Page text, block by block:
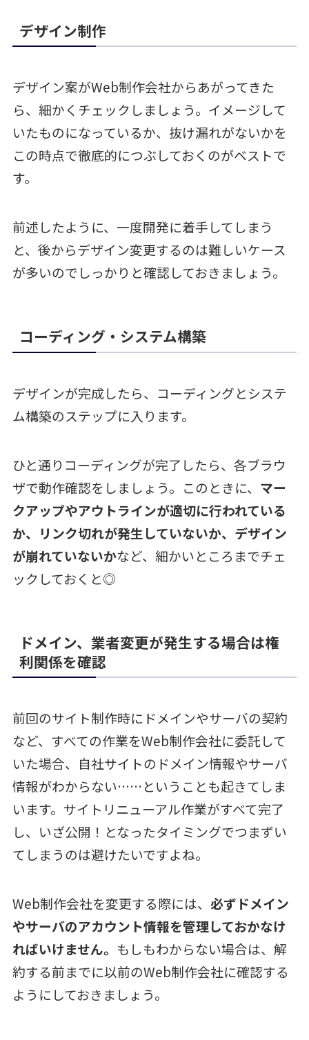
デザイン制作
デザイン案がWeb制作会社からあがってきた
ら、細かくチェックしましょう。イメージして
いたものになっているか、抜け漏れがないかを
この時点で徹底的につぶしておくのがベストで
す。
前述したように、一度開発に着手してしまう
と、後からデザイン変更するのは難しいケース
が多いのでしっかりと確認しておきましょう。
コーディング・システム構築
デザインが完成したら、コーディングとシステ
ム構築のステップに入ります。
ひと通りコーディングが完了したら、各ブラウ
ザで動作確認をしましょう。このときに、 マー
クアップやアウトラインが適切に行われている
か、リンク切れが発生していないか、デザイン
が崩れていないかなど、細かいところまでチェ
ックしておくと◎
ドメイン、業者変更が発生する場合は権
利関係を確認
前回のサイト制作時にドメインやサーバの契約
など、すべての作業をWeb制作会社に委託して
いた場合、自社サイトのドメイン情報やサーバ
情報がわからない……ということも起きてしま
います。サイトリニューアル作業がすべて完了
し、いざ公開！となったタイミングでつまずい
てしまうのは避けたいですよね。
Web制作会社を変更する際には、 必ずドメイン
やサーバのアカウント情報を管理しておかなけ
ればいけません。 もしもわからない場合は、解
約する前までに以前のWeb制作会社に確認する
ようにしておきましょう。